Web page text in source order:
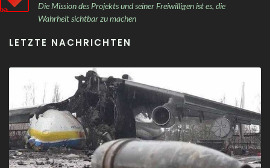
Die Mission des Projekts und seiner Freiwilligen ist es, die
Wahrheit sichtbar zu machen
LETZTE NACHRICHTEN